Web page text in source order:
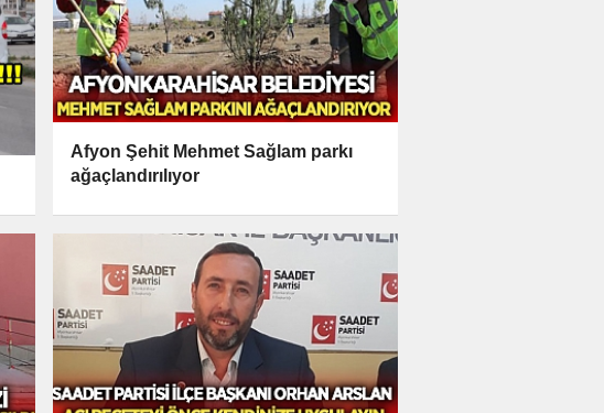
Afyon Şehit Mehmet Sağlam parkı
ağaçlandırılıyor